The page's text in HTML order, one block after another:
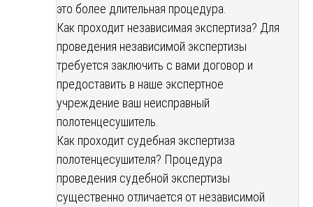
это более длительная процедура.
Как проходит независимая экспертиза? Для
проведения независимой экспертизы
требуется заключить с вами договор и
предоставить в наше экспертное
учреждение ваш неисправный
полотенцесушитель.
Как проходит судебная экспертиза
полотенцесушителя? Процедура
проведения судебной экспертизы
существенно отличается от независимой